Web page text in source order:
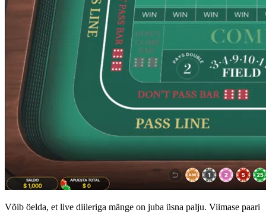
Võib öelda, et live diileriga mänge on juba üsna palju. Viimase paari